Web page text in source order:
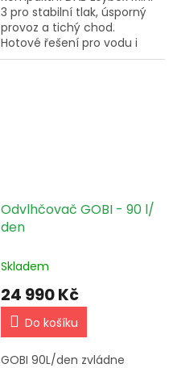
3 pro stabilní tlak, úsporný
provoz a tichý chod.
Hotové řešení pro vodu i
závlahu, připravené k
Odvlhčovač GOBI - 90 l/
den
Skladem
24 990 Kč
Do košíku
GOBI 90L/den zvládne